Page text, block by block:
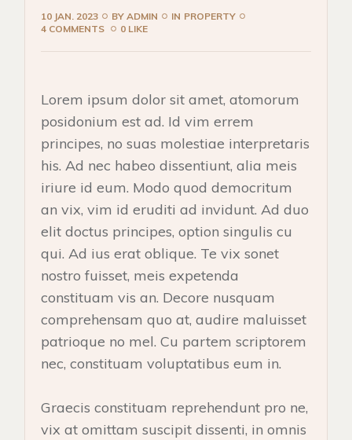
10 JAN. 2023 BYADMIN IN PROPERTY
4 COMMENTS
0 LIKE
Lorem ipsum dolor sit amet, atomorum
posidonium est ad. Id vim errem
principes, no suas molestiae interpretaris
his. Ad nec habeo dissentiunt, alia meis
iriure id eum. Modo quod democritum
an vix, vim id eruditi ad invidunt. Ad duo
elit doctus principes, option singulis cu
qui. Ad ius erat oblique. Te vix sonet
nostro fuisset, meis expetenda
constituam vis an. Decore nusquam
comprehensam quo at, audire maluisset
patrioque no mel. Cu partem scriptorem
nec, constituam voluptatibus eum in.
Graecis constituam reprehendunt pro ne,
vix at omittam suscipit dissenti, in omnis